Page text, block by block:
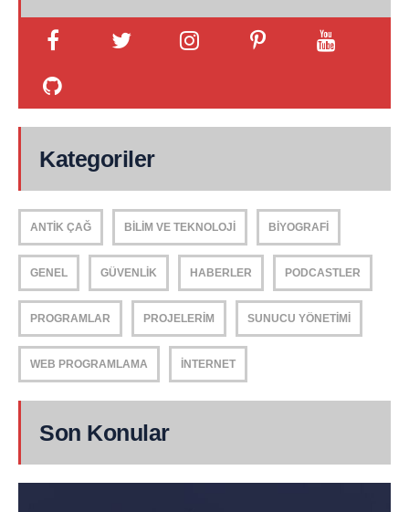
Kategoriler
ANTIK ÇAĞ BILIM VE TEKNOLOJI BIYOGRAFI
GENEL GÜVENLIK HABERLER PODCASTLER
PROGRAMLAR PROJELERIM SUNUCU YÖNETIMI
WEB PROGRAMLAMA İNTERNET
Son Konular